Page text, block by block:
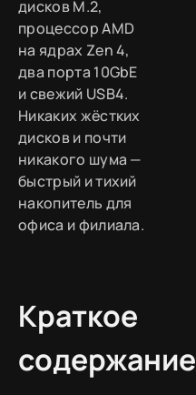
дисков M.2,
процессор AMD
на ядрах Zen 4,
два порта 10GbE
и свежий USB4.
Никаких жёстких
дисков и почти
никакого шума —
быстрый и тихий
накопитель для
офиса и филиала.
Краткое
содержание